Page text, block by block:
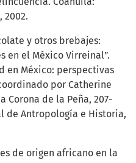
2002.
y otros brebajes:
en el México Virreinal”.
en México: perspectivas
por Catherine
Corona de la Peña, 207-
de Antropología e Historia,
de origen africano en la